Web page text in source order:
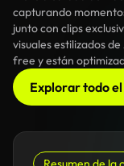
capturando
junto con clips
visuales estilizados
free y están
Explorar todo